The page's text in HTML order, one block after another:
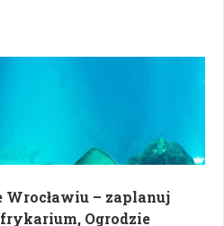
– zaplanuj
Ogrodzie